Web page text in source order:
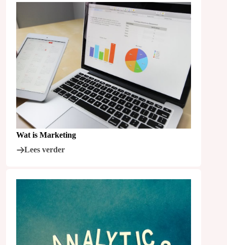
Wat is Marketing
Lees verder